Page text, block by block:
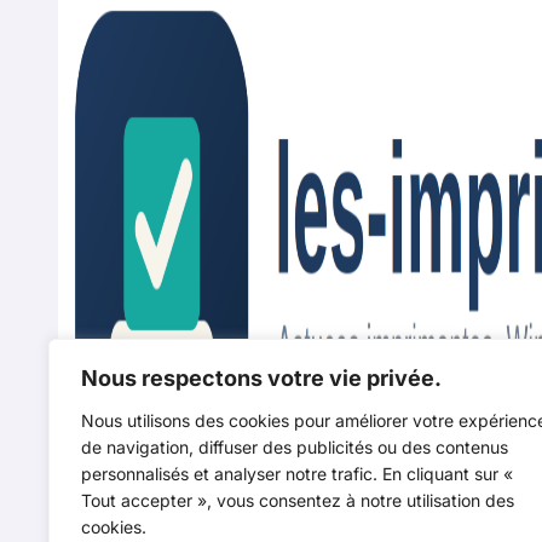
Nous respectons votre vie privée.
Nous utilisons des cookies pour améliorer votre
de navigation, diffuser des publicités ou des contenus
personnalisés et analyser notre trafic. En cliquant sur «
Tout accepter », vous consentez à notre utilisation des
cookies.